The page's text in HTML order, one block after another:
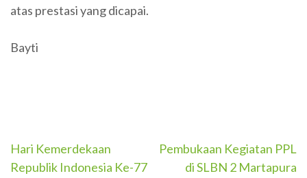
atas prestasi yang dicapai.
Bayti
Navigasi
Hari Kemerdekaan
Republik Indonesia Ke-77
Pembukaan Kegiatan PPL
di SLBN 2 Martapura